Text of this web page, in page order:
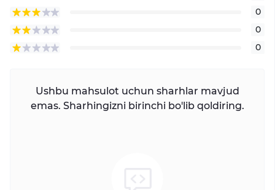
0
0
0
Ushbu mahsulot uchun sharhlar mavjud
emas. Sharhingizni birinchi bo'lib qoldiring.